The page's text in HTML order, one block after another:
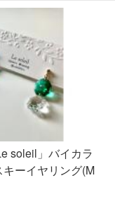
soleil」バイカラ
ーイヤリング(M